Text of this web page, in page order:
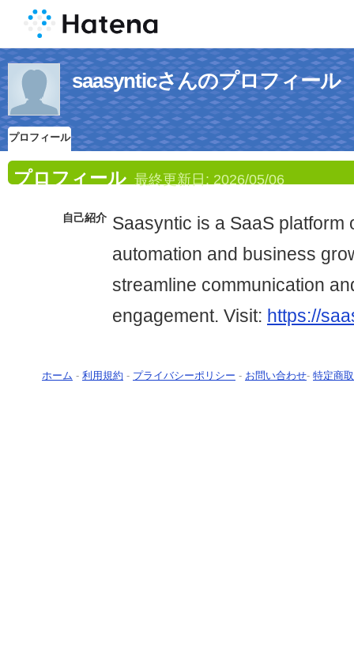
saasynticさんのプロフィール
プロフィール
プロフィール 最終更新日: 2026/05/06
自己紹介 Saasyntic is a SaaS platform
automation and business
streamline communication
engagement. Visit: https://
ホーム - 利用規約 - プライバシーポリシー - お問い合わせ- 特定商